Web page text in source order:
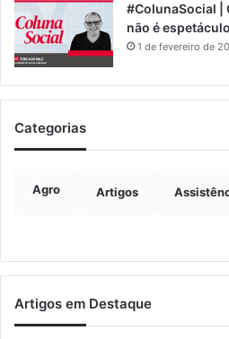
#ColunaSocial |
não é espetáculo
1 de fevereiro de
Categorias
Agro Artigos
Artigos em Destaque